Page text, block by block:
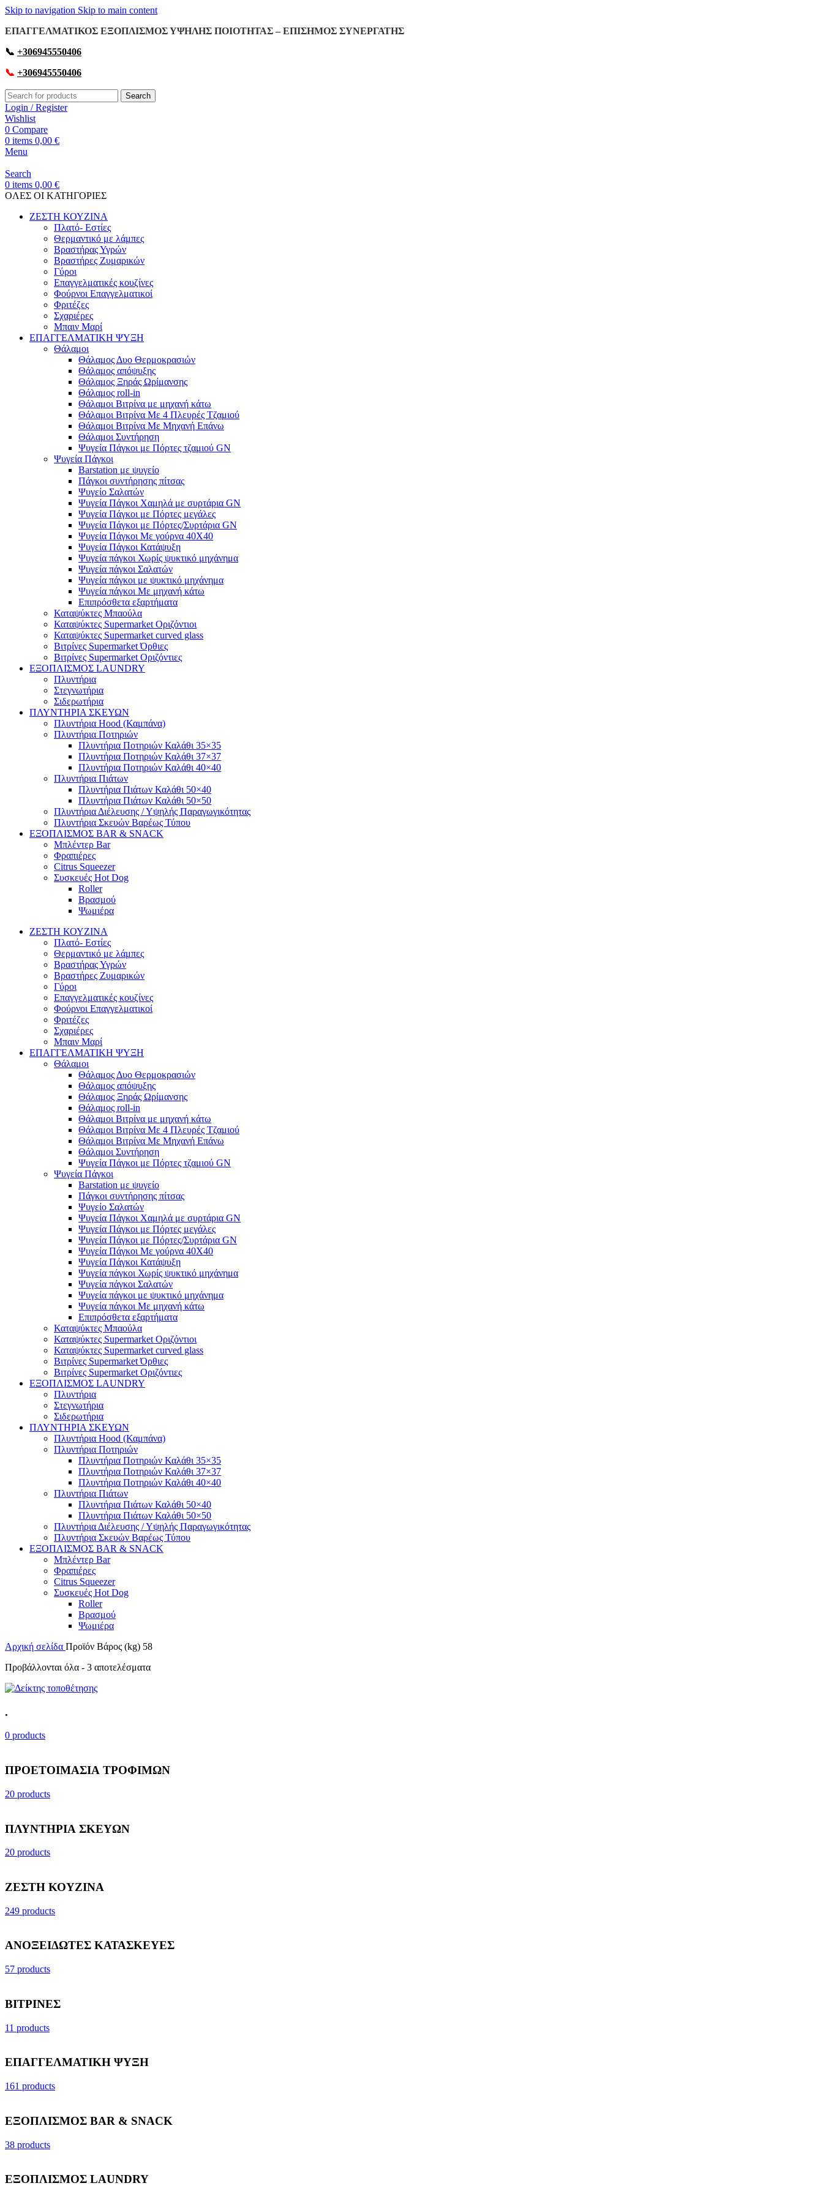
Skip to navigation Skip to main content
ΕΠΑΓΓΕΛΜΑΤΙΚΟΣ ΕΞΟΠΛΙΣΜΟΣ ΥΨΗΛΗΣ ΠΟΙΟΤΗΤΑΣ – ΕΠΙΣΗΜΟΣ ΣΥΝΕΡΓΑΤΗΣ
📞 +306945550406
📞 +306945550406
Search
Login / Register
Wishlist
0 Compare
0 items 0,00 €
Menu
Search
0 items 0,00 €
OΛΕΣ ΟΙ ΚΑΤΗΓΟΡΙΕΣ
ΖΕΣΤΗ ΚΟΥΖΙΝΑ
Πλατό- Εστίες
Θερμαντικό με λάμπες
Βραστήρας Υγρών
Βραστήρες Ζυμαρικών
Γύροι
Επαγγελματικές κουζίνες
Φούρνοι Επαγγελματικοί
Φριτέζες
Σχαριέρες
Μπαιν Μαρί
ΕΠΑΓΓΕΛΜΑΤΙΚΗ ΨΥΞΗ
Θάλαμοι
Θάλαμος Δυο Θερμοκρασιών
Θάλαμος απόψυξης
Θάλαμος Ξηράς Ωρίμανσης
Θάλαμος roll-in
Θάλαμοι Βιτρίνα με μηχανή κάτω
Θάλαμοι Βιτρίνα Με 4 Πλευρές Τζαμιού
Θάλαμοι Βιτρίνα Με Μηχανή Επάνω
Θάλαμοι Συντήρηση
Ψυγεία Πάγκοι με Πόρτες τζαμιού GN
Ψυγεία Πάγκοι
Barstation με ψυγείο
Πάγκοι συντήρησης πίτσας
Ψυγείο Σαλατών
Ψυγεία Πάγκοι Χαμηλά με συρτάρια GN
Ψυγεία Πάγκοι με Πόρτες μεγάλες
Ψυγεία Πάγκοι με Πόρτες/Συρτάρια GN
Ψυγεία Πάγκοι Με γούρνα 40Χ40
Ψυγεία Πάγκοι Κατάψυξη
Ψυγεία πάγκοι Χωρίς ψυκτικό μηχάνημα
Ψυγεία πάγκοι Σαλατών
Ψυγεία πάγκοι με ψυκτικό μηχάνημα
Ψυγεία πάγκοι Με μηχανή κάτω
Επιπρόσθετα εξαρτήματα
Καταψύκτες Μπαούλα
Καταψύκτες Supermarket Οριζόντιοι
Καταψύκτες Supermarket curved glass
Βιτρίνες Supermarket Όρθιες
Βιτρίνες Supermarket Οριζόντιες
ΕΞΟΠΛΙΣΜΟΣ LAUNDRY
Πλυντήρια
Στεγνωτήρια
Σιδερωτήρια
ΠΛΥΝΤΗΡΙΑ ΣΚΕΥΩΝ
Πλυντήρια Hood (Καμπάνα)
Πλυντήρια Ποτηριών
Πλυντήρια Ποτηριών Καλάθι 35×35
Πλυντήρια Ποτηριών Καλάθι 37×37
Πλυντήρια Ποτηριών Καλάθι 40×40
Πλυντήρια Πιάτων
Πλυντήρια Πιάτων Καλάθι 50×40
Πλυντήρια Πιάτων Καλάθι 50×50
Πλυντήρια Διέλευσης / Υψηλής Παραγωγικότητας
Πλυντήρια Σκευών Βαρέως Τύπου
ΕΞΟΠΛΙΣΜΟΣ BAR & SNACK
Μπλέντερ Bar
Φραπιέρες
Citrus Squeezer
Συσκευές Hot Dog
Roller
Βρασμού
Ψωμιέρα
ΖΕΣΤΗ ΚΟΥΖΙΝΑ
Πλατό- Εστίες
Θερμαντικό με λάμπες
Βραστήρας Υγρών
Βραστήρες Ζυμαρικών
Γύροι
Επαγγελματικές κουζίνες
Φούρνοι Επαγγελματικοί
Φριτέζες
Σχαριέρες
Μπαιν Μαρί
ΕΠΑΓΓΕΛΜΑΤΙΚΗ ΨΥΞΗ
Θάλαμοι
Θάλαμος Δυο Θερμοκρασιών
Θάλαμος απόψυξης
Θάλαμος Ξηράς Ωρίμανσης
Θάλαμος roll-in
Θάλαμοι Βιτρίνα με μηχανή κάτω
Θάλαμοι Βιτρίνα Με 4 Πλευρές Τζαμιού
Θάλαμοι Βιτρίνα Με Μηχανή Επάνω
Θάλαμοι Συντήρηση
Ψυγεία Πάγκοι με Πόρτες τζαμιού GN
Ψυγεία Πάγκοι
Barstation με ψυγείο
Πάγκοι συντήρησης πίτσας
Ψυγείο Σαλατών
Ψυγεία Πάγκοι Χαμηλά με συρτάρια GN
Ψυγεία Πάγκοι με Πόρτες μεγάλες
Ψυγεία Πάγκοι με Πόρτες/Συρτάρια GN
Ψυγεία Πάγκοι Με γούρνα 40Χ40
Ψυγεία Πάγκοι Κατάψυξη
Ψυγεία πάγκοι Χωρίς ψυκτικό μηχάνημα
Ψυγεία πάγκοι Σαλατών
Ψυγεία πάγκοι με ψυκτικό μηχάνημα
Ψυγεία πάγκοι Με μηχανή κάτω
Επιπρόσθετα εξαρτήματα
Καταψύκτες Μπαούλα
Καταψύκτες Supermarket Οριζόντιοι
Καταψύκτες Supermarket curved glass
Βιτρίνες Supermarket Όρθιες
Βιτρίνες Supermarket Οριζόντιες
ΕΞΟΠΛΙΣΜΟΣ LAUNDRY
Πλυντήρια
Στεγνωτήρια
Σιδερωτήρια
ΠΛΥΝΤΗΡΙΑ ΣΚΕΥΩΝ
Πλυντήρια Hood (Καμπάνα)
Πλυντήρια Ποτηριών
Πλυντήρια Ποτηριών Καλάθι 35×35
Πλυντήρια Ποτηριών Καλάθι 37×37
Πλυντήρια Ποτηριών Καλάθι 40×40
Πλυντήρια Πιάτων
Πλυντήρια Πιάτων Καλάθι 50×40
Πλυντήρια Πιάτων Καλάθι 50×50
Πλυντήρια Διέλευσης / Υψηλής Παραγωγικότητας
Πλυντήρια Σκευών Βαρέως Τύπου
ΕΞΟΠΛΙΣΜΟΣ BAR & SNACK
Μπλέντερ Bar
Φραπιέρες
Citrus Squeezer
Συσκευές Hot Dog
Roller
Βρασμού
Ψωμιέρα
Αρχική σελίδα Προϊόν Βάρος (kg) 58
Προβάλλονται όλα - 3 αποτελέσματα
.
0 products
ΠΡΟΕΤΟΙΜΑΣΙΑ ΤΡΟΦΙΜΩΝ
20 products
ΠΛΥΝΤΗΡΙΑ ΣΚΕΥΩΝ
20 products
ΖΕΣΤΗ ΚΟΥΖΙΝΑ
249 products
ΑΝΟΞΕΙΔΩΤΕΣ ΚΑΤΑΣΚΕΥΕΣ
57 products
ΒΙΤΡΙΝΕΣ
11 products
ΕΠΑΓΓΕΛΜΑΤΙΚΗ ΨΥΞΗ
161 products
ΕΞΟΠΛΙΣΜΟΣ BAR & SNACK
38 products
ΕΞΟΠΛΙΣΜΟΣ LAUNDRY